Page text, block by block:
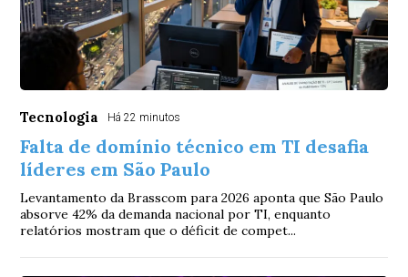
Tecnologia Há 22 minutos
Falta de domínio técnico em TI desafia
líderes em São Paulo
Levantamento da Brasscom para 2026 aponta que São Paulo
absorve 42% da demanda nacional por TI, enquanto
relatórios mostram que o déficit de compet...